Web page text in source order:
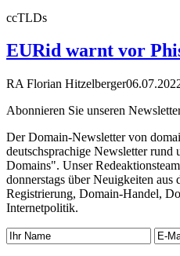
ccTLDs
EURid warnt vor
RA Florian Hitzelberger
Abonnieren Sie unseren
Der Domain-Newsletter von
deutschsprachige Newsletter rund
Domains". Unser
donnerstags über Neuigkeiten aus
Registrierung, Domain-Handel,
Internetpolitik.